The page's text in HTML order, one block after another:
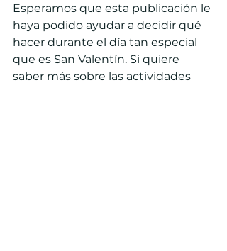
Esperamos que esta publicación le
haya podido ayudar a decidir qué
hacer durante el día tan especial
que es San Valentín. Si quiere
saber más sobre las actividades